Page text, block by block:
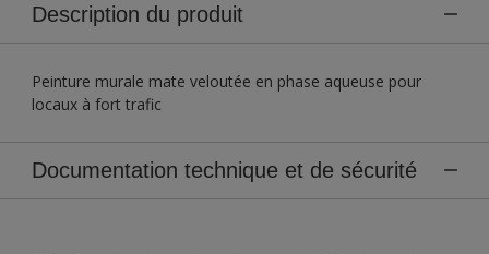
Description du produit
Peinture murale mate veloutée en phase aqueuse pour
locaux à fort trafic
Documentation technique et de sécurité